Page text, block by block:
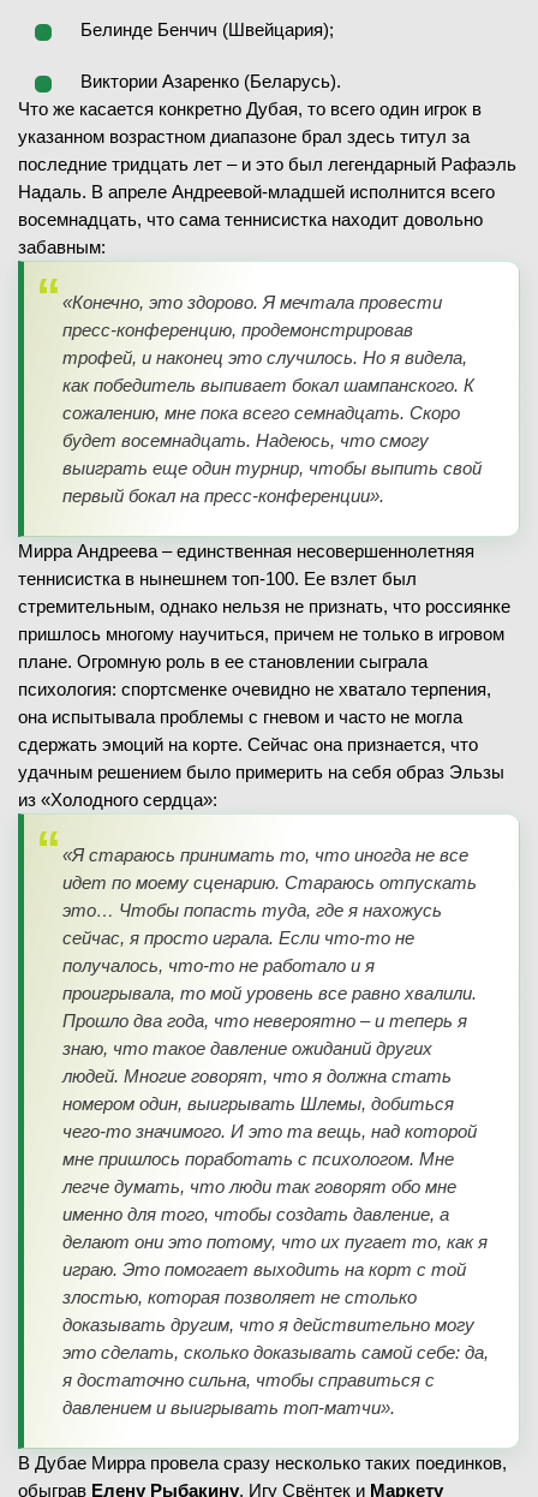
Белинде Бенчич (Швейцария);
Виктории Азаренко (Беларусь).
Что же касается конкретно Дубая, то всего один игрок в
указанном возрастном диапазоне брал здесь титул за
последние тридцать лет – и это был легендарный Рафаэль
Надаль. В апреле Андреевой-младшей исполнится всего
восемнадцать, что сама теннисистка находит довольно
забавным:
«Конечно, это здорово. Я мечтала провести
пресс-конференцию, продемонстрировав
трофей, и наконец это случилось. Но я видела,
как победитель выпивает бокал шампанского. К
сожалению, мне пока всего семнадцать. Скоро
будет восемнадцать. Надеюсь, что смогу
выиграть еще один турнир, чтобы выпить свой
первый бокал на пресс-конференции».
Мирра Андреева – единственная несовершеннолетняя
теннисистка в нынешнем топ-100. Ее взлет был
стремительным, однако нельзя не признать, что россиянке
пришлось многому научиться, причем не только в игровом
плане. Огромную роль в ее становлении сыграла
психология: спортсменке очевидно не хватало терпения,
она испытывала проблемы с гневом и часто не могла
сдержать эмоций на корте. Сейчас она признается, что
удачным решением было примерить на себя образ Эльзы
из «Холодного сердца»:
«Я стараюсь принимать то, что иногда не все
идет по моему сценарию. Стараюсь отпускать
это… Чтобы попасть туда, где я нахожусь
сейчас, я просто играла. Если что-то не
получалось, что-то не работало и я
проигрывала, то мой уровень все равно хвалили.
Прошло два года, что невероятно – и теперь я
знаю, что такое давление ожиданий других
людей. Многие говорят, что я должна стать
номером один, выигрывать Шлемы, добиться
чего-то значимого. И это та вещь, над которой
мне пришлось поработать с психологом. Мне
легче думать, что люди так говорят обо мне
именно для того, чтобы создать давление, а
делают они это потому, что их пугает то, как я
играю. Это помогает выходить на корт с той
злостью, которая позволяет не столько
доказывать другим, что я действительно могу
это сделать, сколько доказывать самой себе: да,
я достаточно сильна, чтобы справиться с
давлением и выигрывать топ-матчи».
В Дубае Мирра провела сразу несколько таких поединков,
обыграв Елену Рыбакину, Игу Свёнтек и Маркету